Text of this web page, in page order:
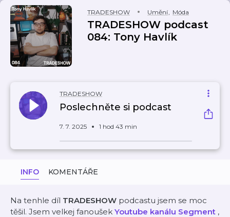
TRADESHOW Umění, Móda
TRADESHOW podcast
084: Tony Havlík
TRADESHOW
Poslechněte si podcast
7. 7. 2025 1 hod 43 min
INFO KOMENTÁŘE
Na tenhle díl TRADESHOW podcastu jsem se moc
těšil. Jsem velkej fanoušek Youtube kanálu Segment ,